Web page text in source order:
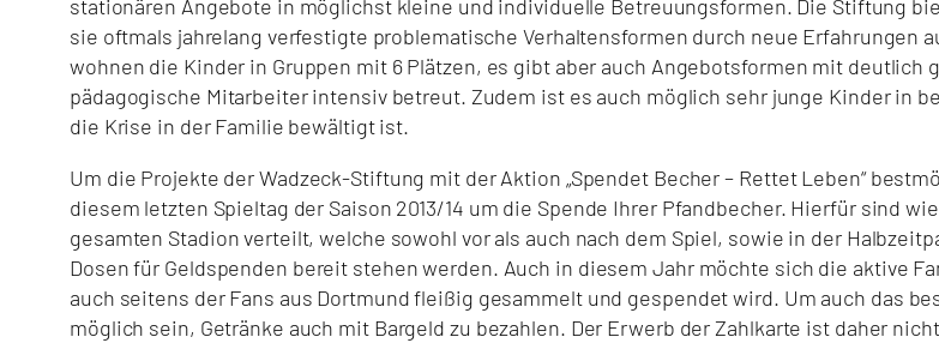
stationären Angebote in möglichst kleine und individuelle Betreuungsformen. Die Stiftung
sie oftmals jahrelang verfestigte problematische Verhaltensformen durch neue Erfahrungen
wohnen die Kinder in Gruppen mit 6 Plätzen, es gibt aber auch Angebotsformen mit deutlich
pädagogische Mitarbeiter intensiv betreut. Zudem ist es auch möglich sehr junge Kinder in
die Krise in der Familie bewältigt ist.
Um die Projekte der Wadzeck-Stiftung mit der Aktion „Spendet Becher – Rettet Leben“
diesem letzten Spieltag der Saison 2013/14 um die Spende Ihrer Pfandbecher. Hierfür sind
gesamten Stadion verteilt, welche sowohl vor als auch nach dem Spiel, sowie in der
Dosen für Geldspenden bereit stehen werden. Auch in diesem Jahr möchte sich die aktive
auch seitens der Fans aus Dortmund fleißig gesammelt und gespendet wird. Um auch das
möglich sein, Getränke auch mit Bargeld zu bezahlen. Der Erwerb der Zahlkarte ist daher